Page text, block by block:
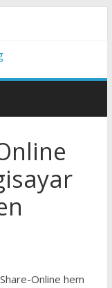
Share-Online hem